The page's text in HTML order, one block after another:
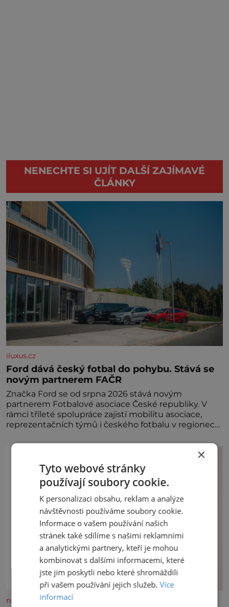
NENECHTE SI UJÍT DALŠÍ ZAJÍMAVÉ
ČLÁNKY
iluxus.cz
Ford dává český fotbal do pohybu. Stává se
novým partnerem FAČR
Značka Ford se od srpna 2026 stává novým
partnerem Fotbalové asociace České republiky. V
rámci tříleté spolupráce zajistí mobilitu asociace,
reprezentačních týmů i českého fotbalu v regionech.
nasehvezdy.cz
×
Tyto webové stránky
používají soubory cookie.
K personalizaci obsahu, reklam a analýze
návštěvnosti používáme soubory cookie.
Informace o vašem používání našich
stránek také sdílíme s našimi reklamními
a analytickými partnery, kteří je mohou
kombinovat s dalšími informacemi, které
jste jim poskytli nebo které shromáždili
při vašem používání jejich služeb.Více
informací